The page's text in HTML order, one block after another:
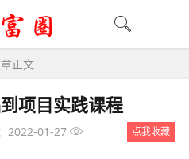
正文
项目实践课程
2022-01-27 点我收藏